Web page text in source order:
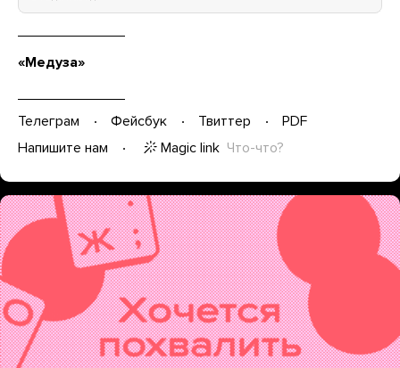
«Медуза»
Телеграм Фейсбук Твиттер
PDF
Напишите нам
Magic link Что-что?